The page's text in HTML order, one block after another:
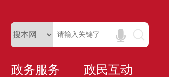
政务服务 政民互动